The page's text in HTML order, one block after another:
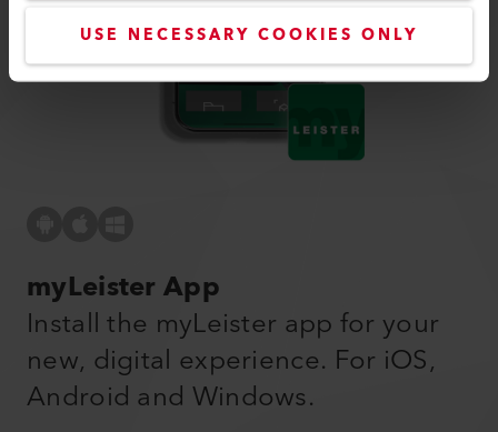
USE NECESSARY COOKIES ONLY
myLeister App
Install the myLeister app for your
new, digital experience. For iOS,
Android and Windows.